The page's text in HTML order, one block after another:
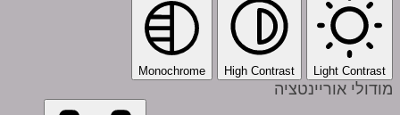
Light Contrast
High Contrast
Monochrome
מודולי אוריינטציה